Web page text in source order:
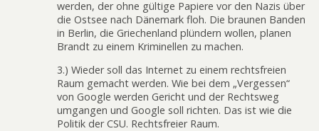
werden, der ohne gültige Papiere vor den Nazis über
die Ostsee nach Dänemark floh. Die braunen Banden
in Berlin, die Griechenland plündern wollen, planen
Brandt zu einem Kriminellen zu machen.
3.) Wieder soll das Internet zu einem rechtsfreien
Raum gemacht werden. Wie bei dem „Vergessen“
von Google werden Gericht und der Rechtsweg
umgangen und Google soll richten. Das ist wie die
Politik der CSU. Rechtsfreier Raum.